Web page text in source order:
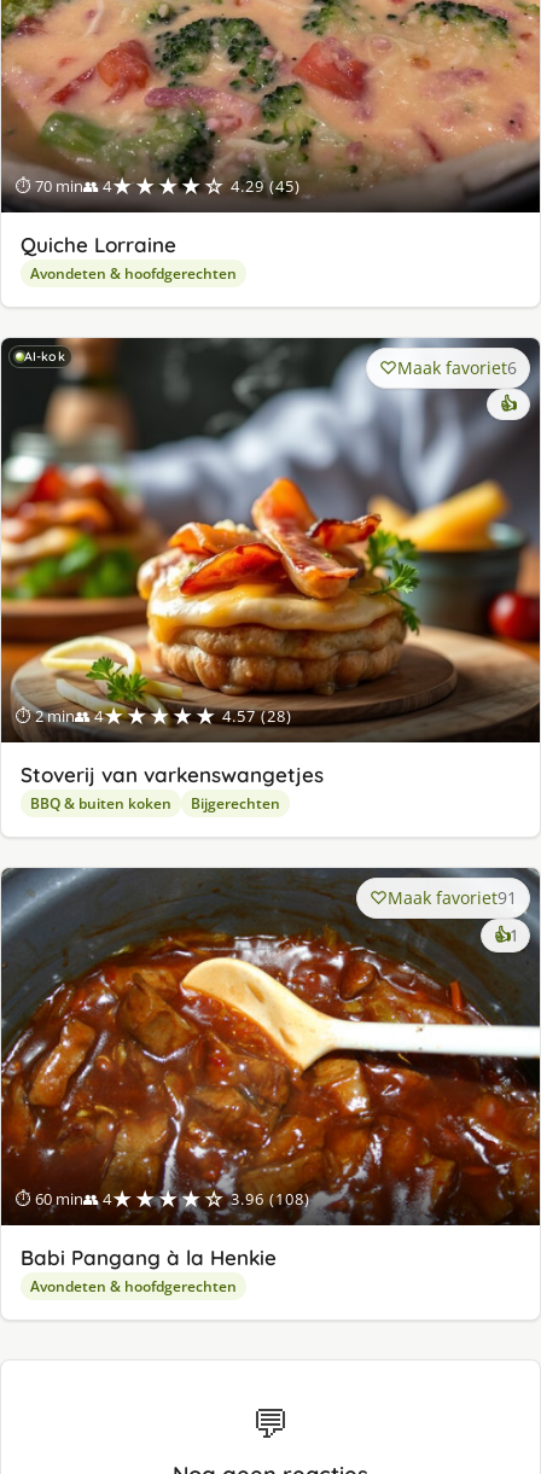
⏱ 70 min👥 4★★★★☆ 4.29 (45)
Quiche Lorraine
Avondeten & hoofdgerechten
AI-kok
⏱ 2 min👥 4★★★★★ 4.57 (28)
Maak favoriet6
👍
Stoverij van varkenswangetjes
BBQ & buiten koken Bijgerechten
⏱ 60 min👥 4★★★★☆ 3.96 (108)
Maak favoriet91
👍1
Babi Pangang à la Henkie
Avondeten & hoofdgerechten
💬